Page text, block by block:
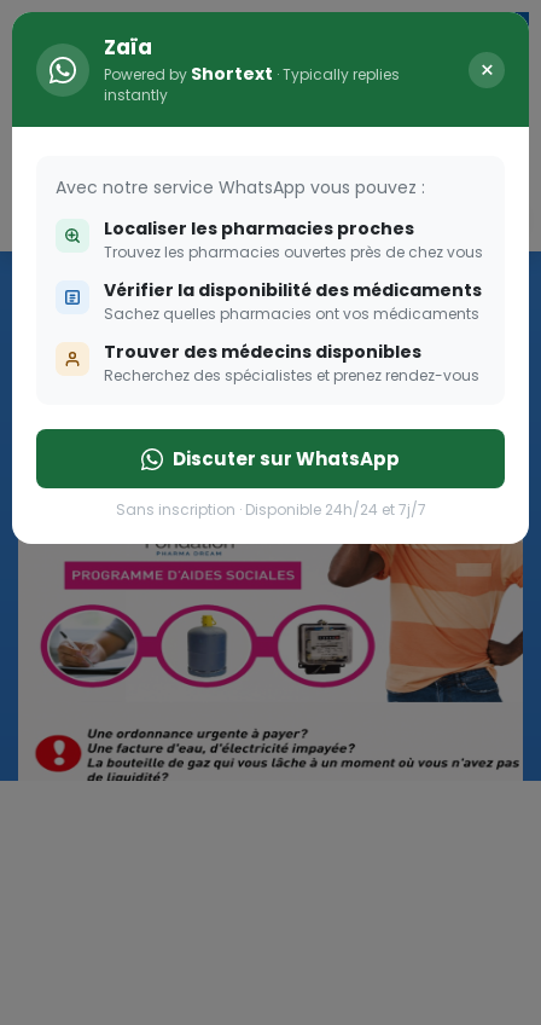
Les aides sociales Pharma
Dream
Les aides sociales Pharma Dream, des aides qui tombent à
Go
Zaïa
Powered by Shortext · Typically replies
instantly
×
Avec notre service WhatsApp vous pouvez :
Localiser les pharmacies proches
Trouvez les pharmacies ouvertes près de chez vous
Vérifier la disponibilité des médicaments
Sachez quelles pharmacies ont vos médicaments
Trouver des médecins disponibles
Recherchez des spécialistes et prenez rendez-vous
Discuter sur WhatsApp
Sans inscription · Disponible 24h/24 et 7j/7